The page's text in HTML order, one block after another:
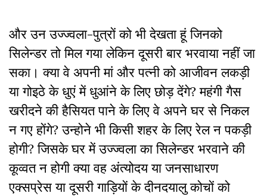
और उन उज्ज्वला-पुत्रों को भी देखता हूं जिनको
सिलेन्डर तो मिल गया लेकिन दूसरी बार भरवाया नहीं जा
सका। क्या वे अपनी मां और पत्नी को आजीवन लकड़ी
या गोइठे के धुएं में धुआंने के लिए छोड़ देंगे? महंगी गैस
खरीदने की हैसियत पाने के लिए वे अपने घर से निकल
न गए होंगे? उन्होने भी किसी शहर के लिए रेल न पकड़ी
होगी? जिसके घर में उज्ज्वला का सिलेन्डर भरवाने की
कूव्वत न होगी क्या वह अंत्योदय या जनसाधारण
एक्सप्रेस या दूसरी गाड़ियों के दीनदयालु कोचों को